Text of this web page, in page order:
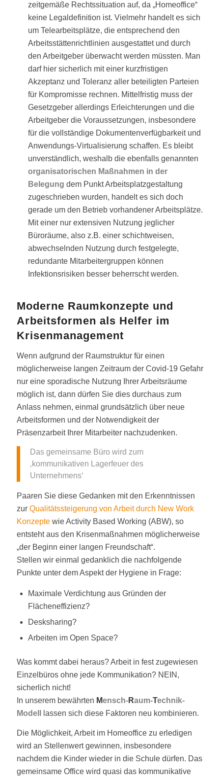
zeitgemäße Rechtssituation auf, da „Homeoffice“
keine Legaldefinition ist. Vielmehr handelt es sich
um Telearbeitsplätze, die entsprechend den
Arbeitsstättenrichtlinien ausgestattet und durch
den Arbeitgeber überwacht werden müssten. Man
darf hier sicherlich mit einer kurzfristigen
Akzeptanz und Toleranz aller beteiligten Parteien
für Kompromisse rechnen. Mittelfristig muss der
Gesetzgeber allerdings Erleichterungen und die
Arbeitgeber die Voraussetzungen, insbesondere
für die vollständige Dokumentenverfügbarkeit und
Anwendungs-Virtualisierung schaffen. Es bleibt
unverständlich, weshalb die ebenfalls genannten
organisatorischen Maßnahmen in der
Belegung dem Punkt Arbeitsplatzgestaltung
zugeschrieben wurden, handelt es sich doch
gerade um den Betrieb vorhandener Arbeitsplätze.
Mit einer nur extensiven Nutzung jeglicher
Büroräume, also z.B. einer schichtweisen,
abwechselnden Nutzung durch festgelegte,
redundante Mitarbeitergruppen können
Infektionsrisiken besser beherrscht werden.
Moderne Raumkonzepte und
Arbeitsformen als Helfer im
Krisenmanagement
Wenn aufgrund der Raumstruktur für einen
möglicherweise langen Zeitraum der Covid-19 Gefahr
nur eine sporadische Nutzung Ihrer Arbeitsräume
möglich ist, dann dürfen Sie dies durchaus zum
Anlass nehmen, einmal grundsätzlich über neue
Arbeitsformen und der Notwendigkeit der
Präsenzarbeit Ihrer Mitarbeiter nachzudenken.
Das gemeinsame Büro wird zum
‚kommunikativen Lagerfeuer des
Unternehmens‘
Paaren Sie diese Gedanken mit den Erkenntnissen
zur Qualitätssteigerung von Arbeit durch New Work
Konzeptewie Activity Based Working (ABW), so
entsteht aus den Krisenmaßnahmen möglicherweise
„der Beginn einer langen Freundschaft“.
Stellen wir einmal gedanklich die nachfolgende
Punkte unter dem Aspekt der Hygiene in Frage:
Maximale Verdichtung aus Gründen der
Flächeneffizienz?
Desksharing?
Arbeiten im Open Space?
Was kommt dabei heraus? Arbeit in fest zugewiesen
Einzelbüros ohne jede Kommunikation? NEIN,
sicherlich nicht!
In unserem bewährten Mensch-Raum-Technik-
Modell
lassen sich diese Faktoren neu kombinieren.
Die Möglichkeit, Arbeit im Homeoffice zu erledigen
wird an Stellenwert gewinnen, insbesondere
nachdem die Kinder wieder in die Schule dürfen. Das
gemeinsame Office wird quasi das kommunikative